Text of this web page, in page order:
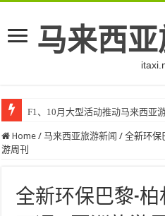
马来西
F1、10月大型活动推动马来西亚
Home / 马来西亚旅游新闻 / 全新环保
游周刊
全新环保巴黎-